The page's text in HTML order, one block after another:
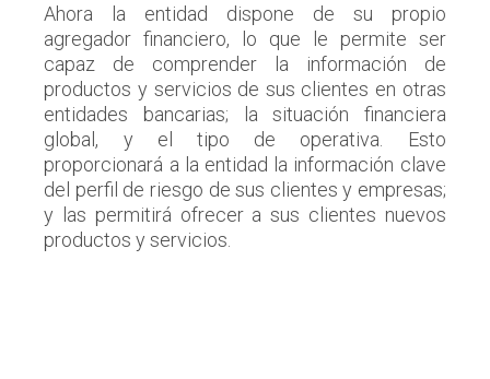
Ahora la entidad dispone de su propio
agregador financiero, lo que le permite ser
capaz de comprender la información de
productos y servicios de sus clientes en otras
entidades bancarias; la situación financiera
global, y el tipo de operativa. Esto
proporcionará a la entidad la información clave
del perfil de riesgo de sus clientes y empresas;
y las permitirá ofrecer a sus clientes nuevos
productos y servicios.